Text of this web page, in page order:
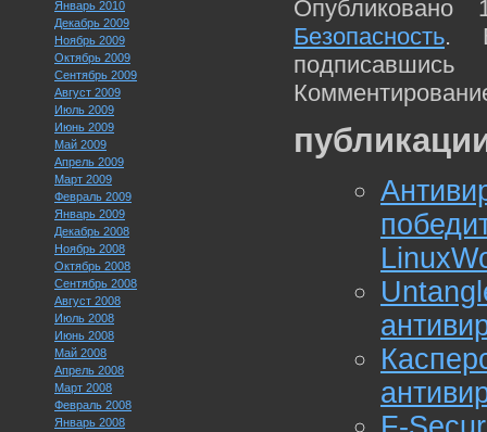
Январь 2010
Декабрь 2009
Ноябрь 2009
Октябрь 2009
Сентябрь 2009
Август 2009
Июль 2009
Июнь 2009
Май 2009
Апрель 2009
Март 2009
Февраль 2009
Январь 2009
Декабрь 2008
Ноябрь 2008
Октябрь 2008
Сентябрь 2008
Август 2008
Июль 2008
Июнь 2008
Май 2008
Апрель 2008
Март 2008
Февраль 2008
Январь 2008
Безопасность.